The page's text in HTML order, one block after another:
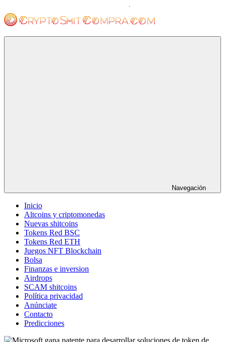
al
contenido
Navegación
Inicio
Altcoins y criptomonedas
Nuevas shitcoins
Tokens Red BSC
Tokens Red ETH
Juegos NFT Blockchain
Bolsa
Finanzas e inversion
Airdrops
SCAM shitcoins
Política privacidad
Anúnciate
Contacto
Predicciones